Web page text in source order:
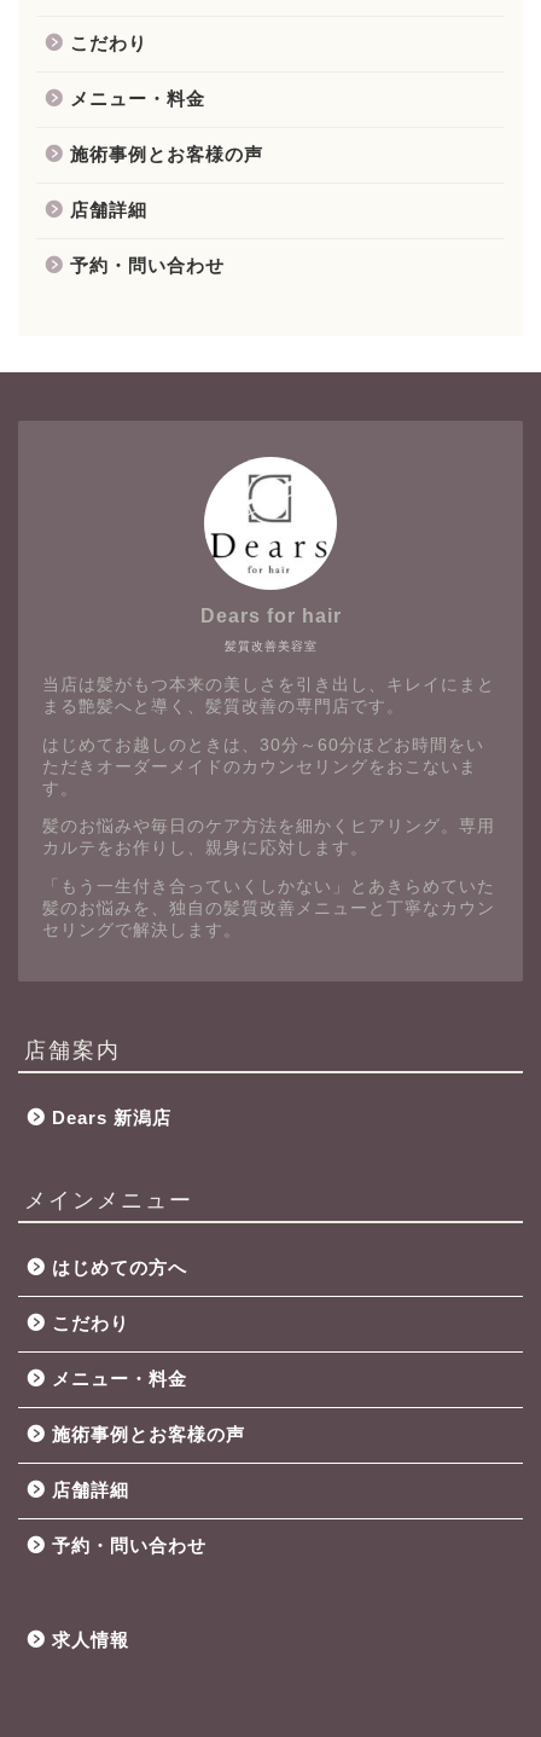
こだわり
メニュー・料金
施術事例とお客様の声
店舗詳細
予約・問い合わせ
髪質改善美容室
Dears for hair
当店は髪がもつ本来の美しさを引き出し、キレイにまと
まる艶髪へと導く、髪質改善の専門店です。
はじめてお越しのときは、30分～60分ほどお時間をい
ただきオーダーメイドのカウンセリングをおこないま
す。
髪のお悩みや毎日のケア方法を細かくヒアリング。専用
カルテをお作りし、親身に応対します。
「もう一生付き合っていくしかない」とあきらめていた
髪のお悩みを、独自の髪質改善メニューと丁寧なカウン
セリングで解決します。
店舗案内
Dears 新潟店
メインメニュー
はじめての方へ
こだわり
メニュー・料金
施術事例とお客様の声
店舗詳細
予約・問い合わせ
求人情報